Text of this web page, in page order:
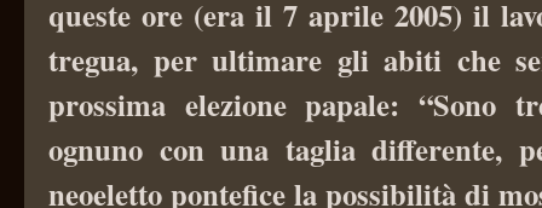
queste ore (era il 7 aprile 2005) il
tregua, per ultimare gli abiti che
prossima elezione papale: “Sono
ognuno con una taglia differente,
neoeletto pontefice la possibilità di